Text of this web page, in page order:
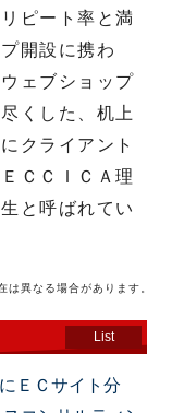
ピート率と満
開設に携わ
ェブショップ
くした、机上
クライアント
ＣＣＩＣＡ理
と呼ばれてい
は異なる場合があります。
List
ＥＣサイト分